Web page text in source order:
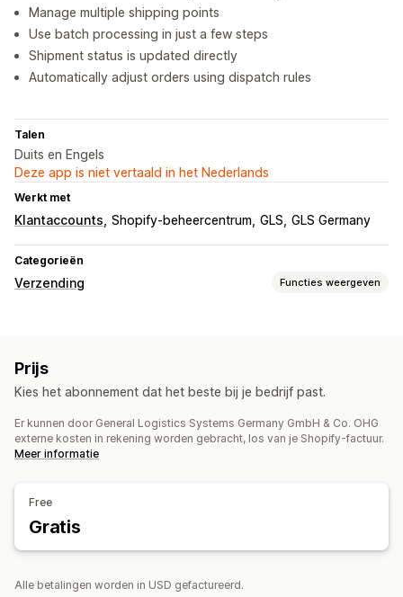
Manage multiple shipping points
Use batch processing in just a few steps
Shipment status is updated directly
Automatically adjust orders using dispatch rules
Talen
Duits en Engels
Deze app is niet vertaald in het Nederlands
Werkt met
Klantaccounts Shopify-beheercentrum GLS GLS Germany
Categorieën
Verzending Functies weergeven
Verzendregels
Meerdere talen
Zendingen beheren
Synchronisatie van bestellingen
Prijs
Kies het abonnement dat het beste bij je bedrijf past.
Er kunnen door General Logistics Systems Germany GmbH & Co. OHG
externe kosten in rekening worden gebracht, los van je Shopify-factuur.
Meer informatie
Free
Gratis
Alle betalingen worden in USD gefactureerd.